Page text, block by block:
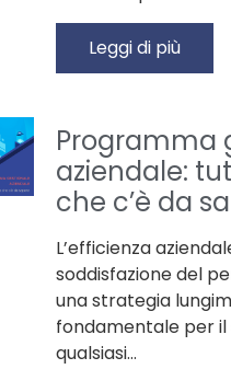
Leggi di più
Programma
aziendale:
che c’è da
L’efficienza
soddisfazione del
una strategia
fondamentale per il
qualsiasi…
il tuo numero
e ti richiamiamo
di aver preso
dell'informativa sulla
all'invio di